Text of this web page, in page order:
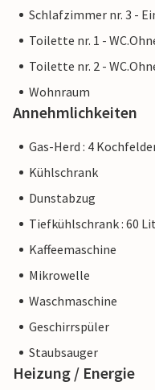
Schlafzimmer nr. 3 -
Toilette nr. 1 -
Toilette nr. 2 -
Wohnraum
Annehmlichkeiten
Gas-Herd : 4
Kühlschrank
Dunstabzug
Tiefkühlschrank : 60
Kaffeemaschine
Mikrowelle
Waschmaschine
Geschirrspüler
Staubsauger
Heizung / Energie